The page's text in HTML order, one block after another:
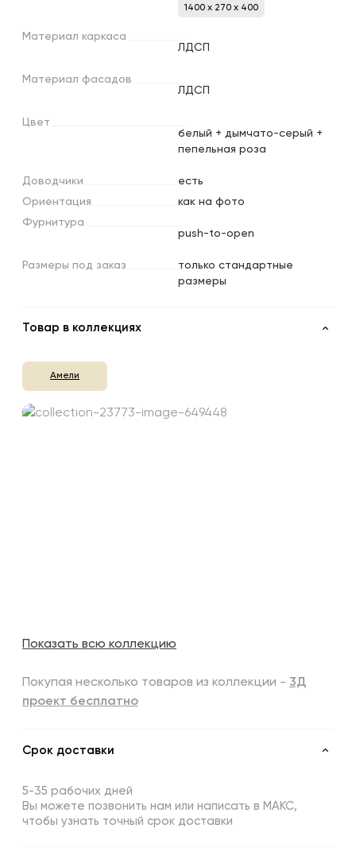
1400 x 270 x 400
Материал каркаса
ЛДСП
Материал фасадов
ЛДСП
Цвет
белый + дымчато-серый +
пепельная роза
Доводчики
есть
Ориентация
как на фото
Фурнитура
push-to-open
Размеры под заказ
только стандартные
размеры
Товар в коллекциях
Амели
Показать всю коллекцию
Покупая несколько товаров из коллекции - 3Д
проект бесплатно
Срок доставки
5-35 рабочих дней
Вы можете позвонить нам или написать в МАКС,
чтобы узнать точный срок доставки